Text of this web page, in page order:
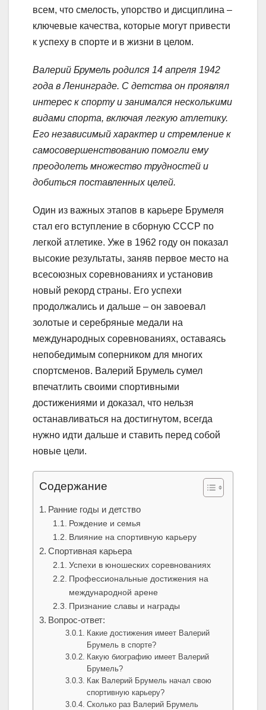
всем, что смелость, упорство и дисциплина –
ключевые качества, которые могут привести
к успеху в спорте и в жизни в целом.
Валерий Брумель родился 14 апреля 1942
года в Ленинграде. С детства он проявлял
интерес к спорту и занимался несколькими
видами спорта, включая легкую атлетику.
Его независимый характер и стремление к
самосовершенствованию помогли ему
преодолеть множество трудностей и
добиться поставленных целей.
Один из важных этапов в карьере Брумеля
стал его вступление в сборную СССР по
легкой атлетике. Уже в 1962 году он показал
высокие результаты, заняв первое место на
всесоюзных соревнованиях и установив
новый рекорд страны. Его успехи
продолжались и дальше – он завоевал
золотые и серебряные медали на
международных соревнованиях, оставаясь
непобедимым соперником для многих
спортсменов. Валерий Брумель сумел
впечатлить своими спортивными
достижениями и доказал, что нельзя
останавливаться на достигнутом, всегда
нужно идти дальше и ставить перед собой
новые цели.
Содержание
Ранние годы и детство
Рождение и семья
Влияние на спортивную карьеру
Спортивная карьера
Успехи в юношеских соревнованиях
Профессиональные достижения на
международной арене
Признание славы и награды
Вопрос-ответ:
Какие достижения имеет Валерий
Брумель в спорте?
Какую биографию имеет Валерий
Брумель?
Как Валерий Брумель начал свою
спортивную карьеру?
Сколько раз Валерий Брумель